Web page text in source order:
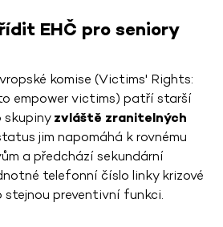
EHČ pro seniory
komise (Victims' Rights:
empower victims) patří starší
skupiny zvláště zranitelných
jim napomáhá k rovnému
a předchází sekundární
telefonní číslo linky krizové
stejnou preventivní funkci.